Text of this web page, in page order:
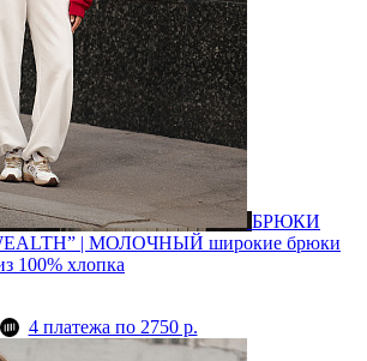
БРЮКИ
| МОЛОЧНЫЙ широкие брюки
100% хлопка
4 платежа по 2750 р.